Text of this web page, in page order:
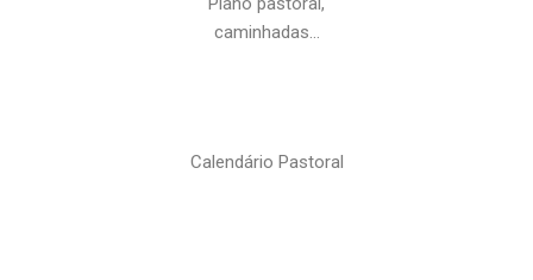
caminhadas…
Calendário Pastoral